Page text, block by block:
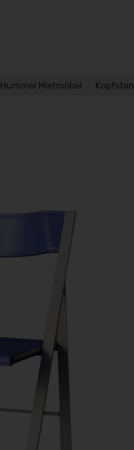
Hummel Mietmöbel